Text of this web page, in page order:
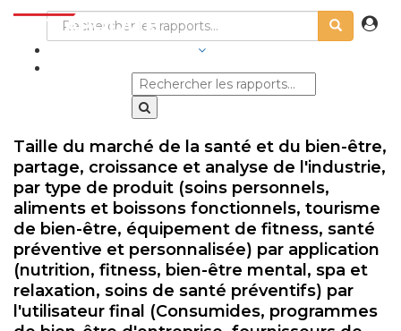
Taille du marché de la santé et du bien-être,
partage, croissance et analyse de l'industrie,
par type de produit (soins personnels,
aliments et boissons fonctionnels, tourisme
de bien-être, équipement de fitness, santé
préventive et personnalisée) par application
(nutrition, fitness, bien-être mental, spa et
relaxation, soins de santé préventifs) par
l'utilisateur final (Consumides, programmes